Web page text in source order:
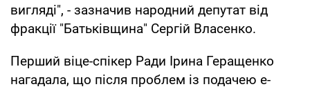
вигляді", - зазначив народний депутат від
фракції "Батьківщина" Сергій Власенко.
Перший віце-спікер Ради Ірина Геращенко
нагадала, що після проблем із подачею е-